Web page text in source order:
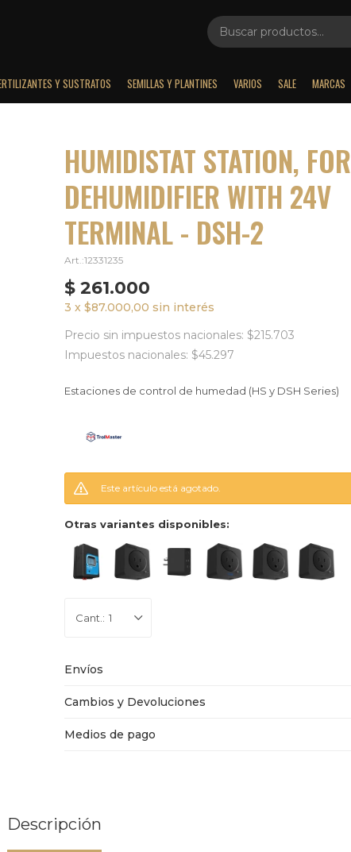
Y SUSTRATOS SEMILLAS Y PLANTINES VARIOS SALE MARCAS
HUMIDISTAT STATION, FOR
DEHUMIDIFIER WITH 24V
TERMINAL - DSH-2
12331235
$ 261.000
3 x $87.000,00 sin interés
Precio sin impuestos nacionales: $215.703
Impuestos nacionales: $45.297
Estaciones de control de humedad (HS y DSH Series)
Este artículo está agotado.
Otras variantes disponibles:
1
Envíos
Cambios y Devoluciones
Medios de pago
Descripción